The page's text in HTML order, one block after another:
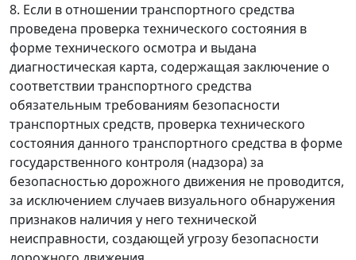
8. Если в отношении транспортного средства
проведена проверка технического состояния в
форме технического осмотра и выдана
диагностическая карта, содержащая заключение о
соответствии транспортного средства
обязательным требованиям безопасности
транспортных средств, проверка технического
состояния данного транспортного средства в форме
государственного контроля (надзора) за
безопасностью дорожного движения не проводится,
за исключением случаев визуального обнаружения
признаков наличия у него технической
неисправности, создающей угрозу безопасности